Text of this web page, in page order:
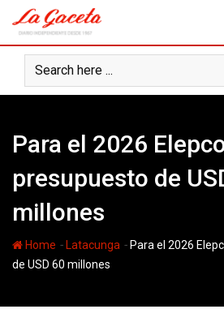
content
Para el 2026
presupuesto de
millones
Home - Latacunga - Para el 2026
de USD 60 millones